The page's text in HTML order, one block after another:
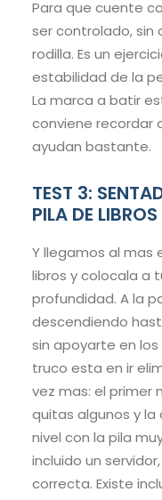
Para que cuente
ser controlado, sin
rodilla. Es un
estabilidad de la
La marca a batir
conviene recordar
ayudan bastante.
TEST 3:
PILA DE LIBROS
Y llegamos al mas
libros y colocala a
profundidad. A la
descendiendo
sin apoyarte en los
truco esta en ir
vez mas: el primer
quitas algunos y la
nivel con la pila
incluido un
correcta. Existe